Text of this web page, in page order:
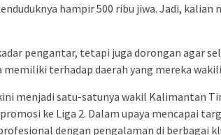
hampir 500 ribu jiwa. Jadi, kalian
pengantar, tetapi juga dorongan agar
memiliki terhadap daerah yang mereka
menjadi satu-satunya wakil Kalimantan
ke Liga 2. Dalam upaya mencapai
dengan pengalaman di berbagai